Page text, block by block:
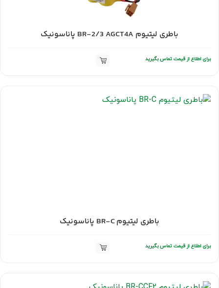
باطری لیتیوم BR-2/3 AGCT4A پاناسونیک
برای اطلاع از قیمت تماس بگیرید
باطری لیتیوم BR-C پاناسونیک
برای اطلاع از قیمت تماس بگیرید